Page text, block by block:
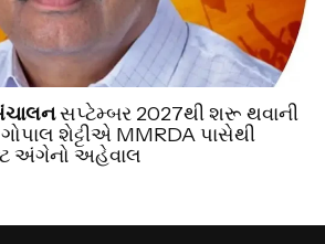
સપ્ટેમ્બર 2027થી શરૂ થવાની
શેટ્ટીએ MMRDA પાસેથી
અંગેનો અહેવાલ